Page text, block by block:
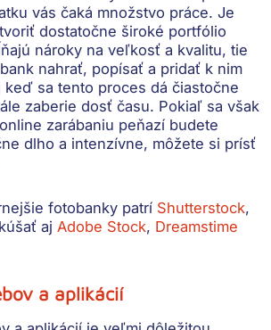
vás čaká množstvo práce. Je
dostatočne široké portfólio
nároky na veľkosť a kvalitu, tie
nahrať, popísať a pridať k nim
sa tento proces dá čiastočne
zaberie dosť času. Pokiaľ sa však
zarábaniu peňazí budete
dlho a intenzívne, môžete si prísť
fotobanky patrí Shutterstock,
aj Adobe Stock, Dreamstime
a aplikácií